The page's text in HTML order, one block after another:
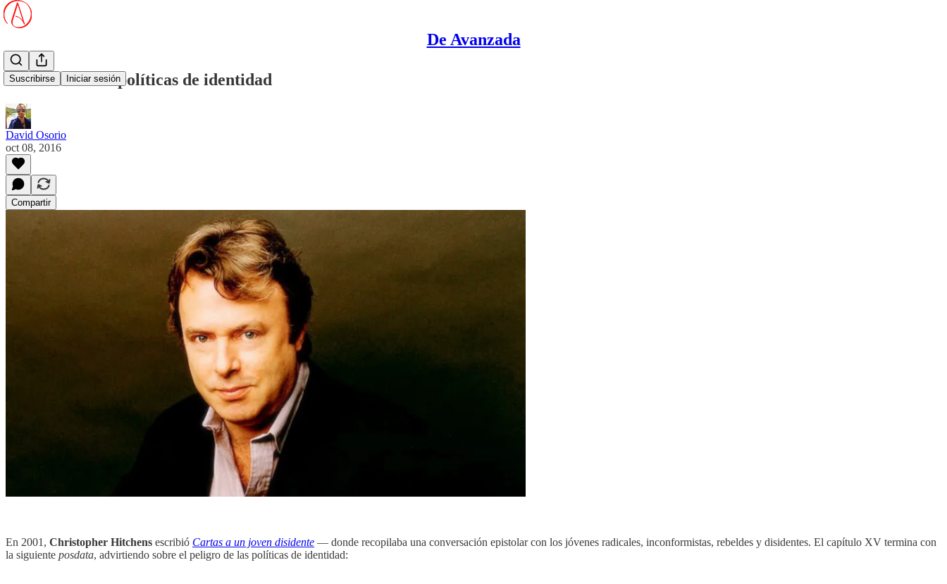
De Avanzada
Suscribirse Iniciar sesión
Hitchens sobre políticas de identidad
David Osorio
oct 08, 2016
Compartir
En 2001, Christopher Hitchens escribió Cartas a un joven disidente — donde recopilaba una conversación epistolar con los jóvenes radicales, inconformistas, rebeldes y disidentes. El capítulo XV termina con
la siguiente posdata, advirtiendo sobre el peligro de las políticas de identidad: